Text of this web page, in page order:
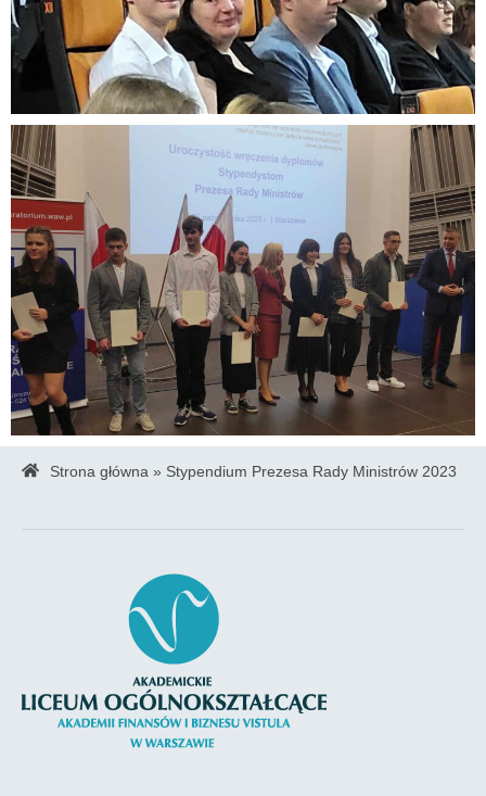
Strona główna » Stypendium Prezesa Rady Ministrów 2023